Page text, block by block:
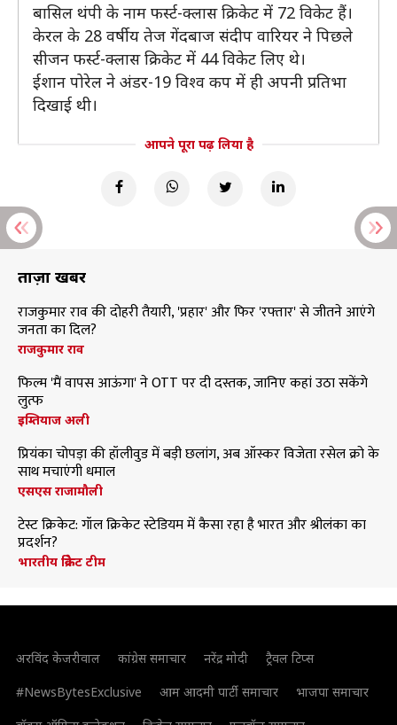
बासिल थंपी के नाम फर्स्ट-क्लास क्रिकेट में 72 विकेट हैं।
केरल के 28 वर्षीय तेज गेंदबाज संदीप वारियर ने पिछले
सीजन फर्स्ट-क्लास क्रिकेट में 44 विकेट लिए थे।
ईशान पोरेल ने अंडर-19 विश्व कप में ही अपनी प्रतिभा
दिखाई थी।
आपने पूरा पढ़ लिया है
ताज़ा खबरें
राजकुमार राव की दोहरी तैयारी, 'प्रहार' और फिर 'रफ्तार' से जीतने आएंगे
जनता का दिल?
राजकुमार राव
फिल्म 'मैं वापस आऊंगा' ने OTT पर दी दस्तक, जानिए कहां उठा सकेंगे
लुत्फ
इम्तियाज अली
प्रियंका चोपड़ा की हॉलीवुड में बड़ी छलांग, अब ऑस्कर विजेता रसेल क्रो के
साथ मचाएंगी धमाल
एसएस राजामौली
टेस्ट क्रिकेट: गॉल क्रिकेट स्टेडियम में कैसा रहा है भारत और श्रीलंका का
प्रदर्शन?
भारतीय क्रिकेट टीम
अरविंद केजरीवाल कांग्रेस समाचार नरेंद्र मोदी
ट्रैवल टिप्स
#NewsBytesExclusive
आम आदमी पार्टी समाचार
भाजपा समाचार